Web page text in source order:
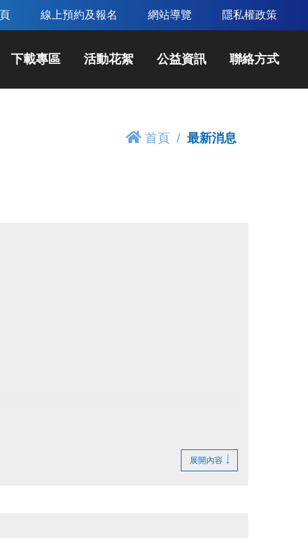
線上預約及報名 網站導覽 隱私權政策
下載專區 活動花絮 公益資訊 聯絡方式
首頁 最新消息
展開內容